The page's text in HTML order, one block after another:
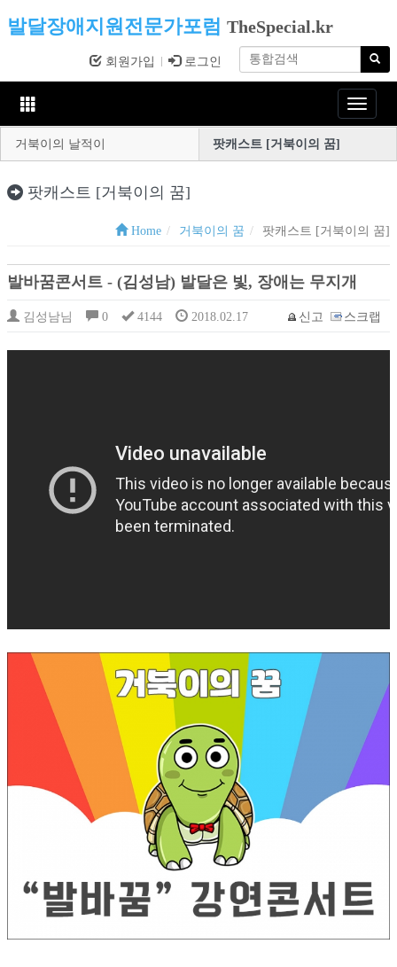
발달장애지원전문가포럼 TheSpecial.kr
회원가입 로그인
Toggle
거북이의 날적이
팟캐스트 [거북이의 꿈]
팟캐스트 [거북이의 꿈]
Home 거북이의 꿈 팟캐스트 [거북이의 꿈]
발바꿈콘서트 - (김성남) 발달은 빛, 장애는 무지개
김성남님 0 4144 2018.02.17 신고 스크랩